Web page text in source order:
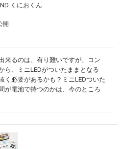
くにおくん
開
来るのは、有り難いですが、コン
ら、ミニLEDがついたままとなる
く必要があるかも？ミニLEDついた
が電池で持つのかは、今のところ